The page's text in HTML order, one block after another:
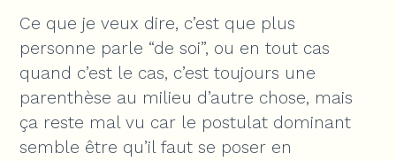
Ce que je veux dire, c’est que plus
personne parle “de soi”, ou en tout cas
quand c’est le cas, c’est toujours une
parenthèse au milieu d’autre chose, mais
ça reste mal vu car le postulat dominant
semble être qu’il faut se poser en